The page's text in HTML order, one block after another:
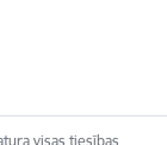
visas tiesības